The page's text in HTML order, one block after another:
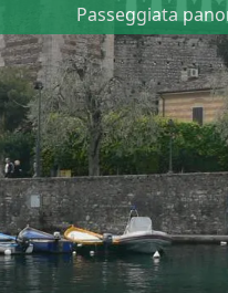
Passeggiata